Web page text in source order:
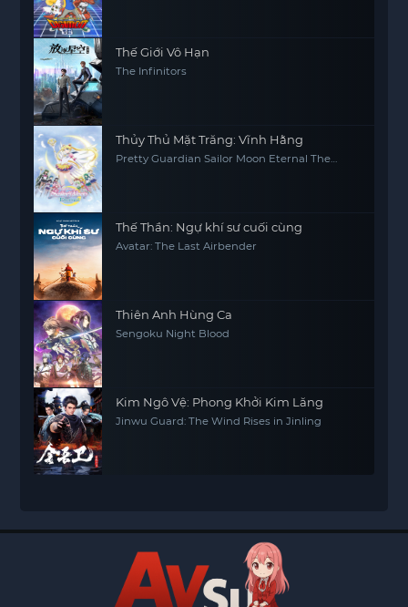
Thế Giới Vô Hạn
The Infinitors
Thủy Thủ Mặt Trăng: Vĩnh Hằng
Pretty Guardian Sailor Moon Eternal The
Thế Thần: Ngự khí sư cuối cùng
Avatar: The Last Airbender
Thiên Anh Hùng Ca
Sengoku Night Blood
Kim Ngô Vệ: Phong Khởi Kim Lăng
Jinwu Guard: The Wind Rises in Jinling